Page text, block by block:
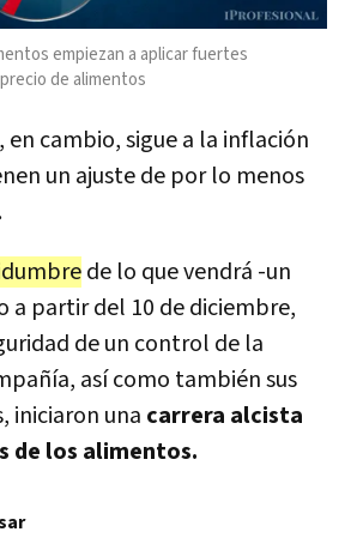
empiezan a aplicar fuertes
de alimentos
cambio, sigue a la inflación
un ajuste de por lo menos
de lo que vendrá -un
a partir del 10 de diciembre,
de un control de la
así como también sus
iniciaron una carrera alcista
de los alimentos.